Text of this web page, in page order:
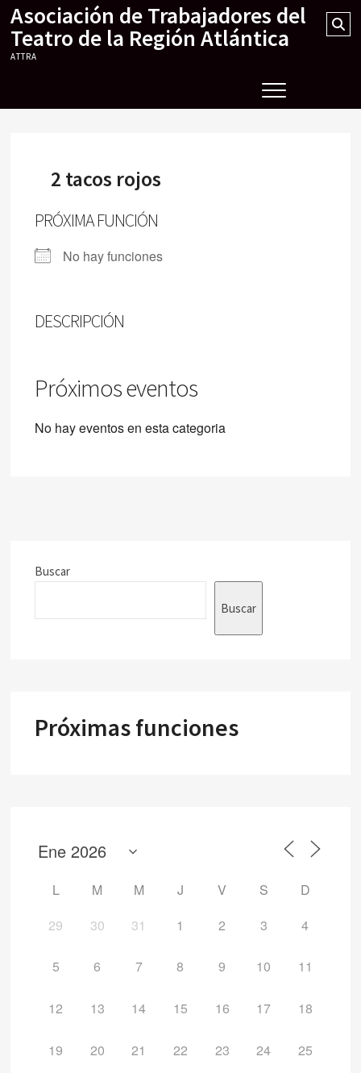
Skip
content
Asociación de Trabajadores del
Teatro de la Región Atlántica
ATTRA
2 tacos rojos
PRÓXIMA FUNCIÓN
No hay funciones
DESCRIPCIÓN
Próximos eventos
No hay eventos en esta categoria
Buscar
Buscar
Próximas funciones
L M M J V S
D
29
30 31 1 2 3 4
5 6 7 8 9 10 11
12 13 14 15 16 17 18
19 20 21 22 23 24 25